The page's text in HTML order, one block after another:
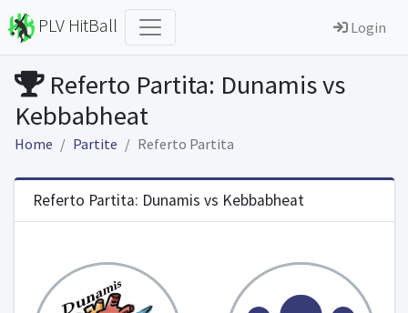
PLV HitBall Login
Referto Partita: Dunamis vs
Kebbabheat
Home Partite Referto Partita
Referto Partita: Dunamis vs Kebbabheat